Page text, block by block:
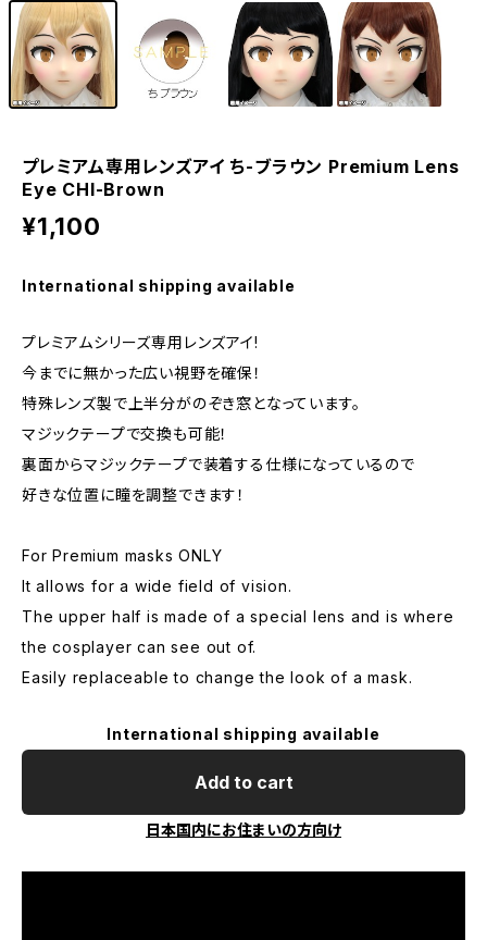
プレミアム専用レンズアイ ち-ブラウン Premium Lens
Eye CHI-Brown
¥1,100
International shipping available
プレミアムシリーズ専用レンズアイ!
今までに無かった広い視野を確保！
特殊レンズ製で上半分がのぞき窓となっています。
マジックテープで交換も可能！
裏面からマジックテープで装着する仕様になっているので
好きな位置に瞳を調整できます！
For Premium masks ONLY
It allows for a wide field of vision.
The upper half is made of a special lens and is where
the cosplayer can see out of.
Easily replaceable to change the look of a mask.
International shipping available
Add to cart
日本国内にお住まいの方向け